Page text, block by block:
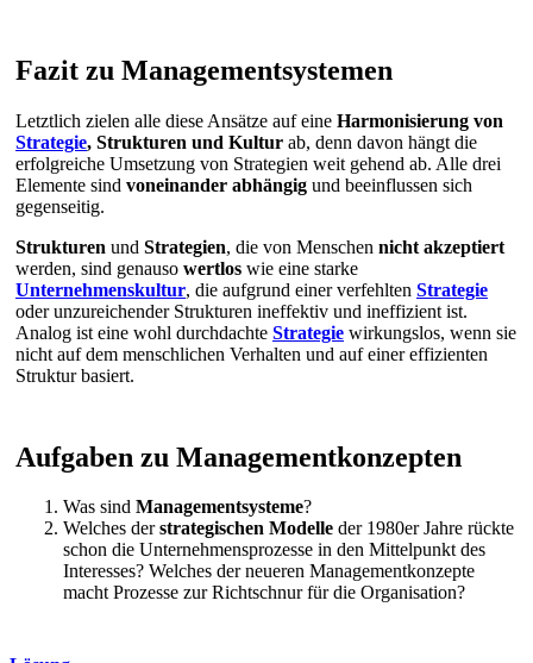
Fazit zu Managementsystemen
Letztlich zielen alle diese Ansätze auf eine Harmonisierung von
Strategie, Strukturen und Kultur ab, denn davon hängt die
erfolgreiche Umsetzung von Strategien weit gehend ab. Alle drei
Elemente sind voneinander abhängig und beeinflussen sich
gegenseitig.
Strukturen und Strategien, die von Menschen nicht akzeptiert
werden, sind genauso wertlos wie eine starke
Unternehmenskultur, die aufgrund einer verfehlten Strategie
oder unzureichender Strukturen ineffektiv und ineffizient ist.
Analog ist eine wohl durchdachte Strategie wirkungslos, wenn sie
nicht auf dem menschlichen Verhalten und auf einer effizienten
Struktur basiert.
Aufgaben zu Managementkonzepten
Was sind Managementsysteme?
Welches derstrategischen Modelle der 1980er Jahre rückte
schon die Unternehmensprozesse in den Mittelpunkt des
Interesses? Welches der neueren Managementkonzepte
macht Prozesse zur Richtschnur für die Organisation?